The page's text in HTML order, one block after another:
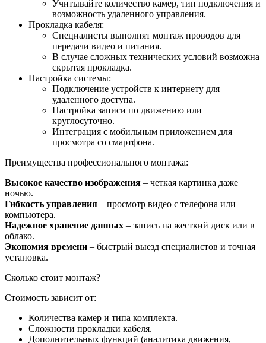
Учитывайте количество камер, тип подключения и
возможность удаленного управления.
Прокладка кабеля:
Специалисты выполнят монтаж проводов для
передачи видео и питания.
В случае сложных технических условий возможна
скрытая прокладка.
Настройка системы:
Подключение устройств к интернету для
удаленного доступа.
Настройка записи по движению или
круглосуточно.
Интеграция с мобильным приложением для
просмотра со смартфона.
Преимущества профессионального монтажа:
Высокое качество изображения – четкая картинка даже
ночью.
Гибкость управления – просмотр видео с телефона или
компьютера.
Надежное хранение данных – запись на жесткий диск или в
облако.
Экономия времени – быстрый выезд специалистов и точная
установка.
Сколько стоит монтаж?
Стоимость зависит от:
Количества камер и типа комплекта.
Сложности прокладки кабеля.
Дополнительных функций (аналитика движения,